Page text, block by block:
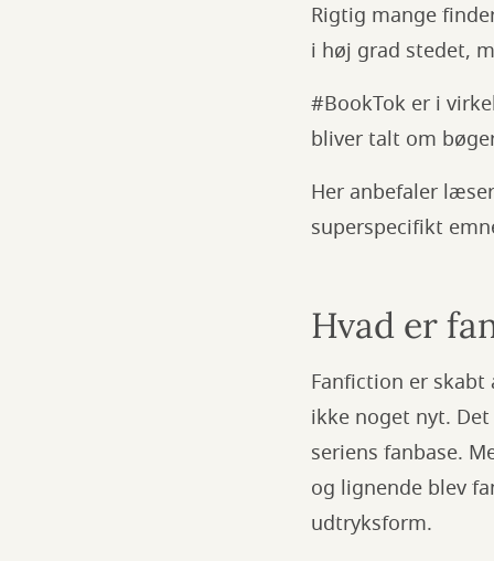
Rigtig mange
i høj grad stedet,
#BookTok er i
bliver talt om
Her anbefaler
superspecifikt
Hvad er
Fanfiction er
ikke noget nyt.
seriens fanbase.
og lignende blev
udtryksform.